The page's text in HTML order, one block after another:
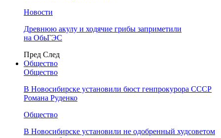
Новости
Древнюю акулу и ходячие грибы заприметили
на ОбьГЭС
Пред След
Общество
Общество
В Новосибирске установили бюст генпрокурора СССР
Романа Руденко
Общество
В Новосибирске установили не одобренный худсоветом